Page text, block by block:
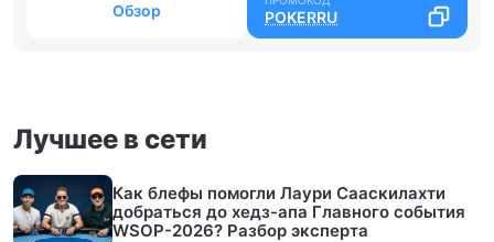
Обзор POKERRU
Лучшее в сети
Как блефы помогли Лаури Сааскилахти
добраться до хедз-апа Главного события
WSOP-2026? Разбор эксперта